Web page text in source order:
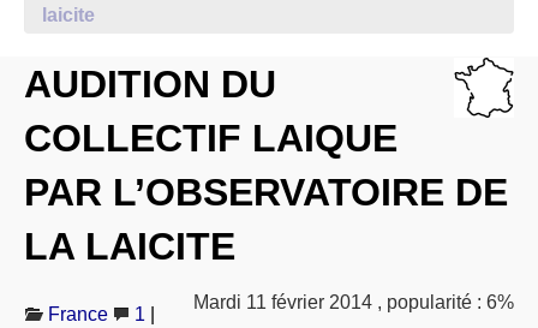
NOS TRAVAUX
LAICITHÈQUE
À PROPOS
LIBRES OPINIONS
laicite
AUDITION DU
COLLECTIF LAIQUE
PAR L’OBSERVATOIRE DE
LA LAICITE
Mardi 11 février 2014 , popularité : 6%
France 1